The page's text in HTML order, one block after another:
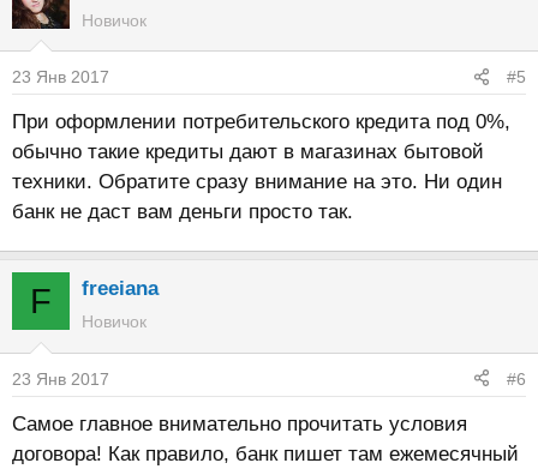
Новичок
23 Янв 2017 #5
При оформлении потребительского кредита под 0%,
обычно такие кредиты дают в магазинах бытовой
техники. Обратите сразу внимание на это. Ни один
банк не даст вам деньги просто так.
F freeiana
Новичок
23 Янв 2017 #6
Самое главное внимательно прочитать условия
договора! Как правило, банк пишет там ежемесячный